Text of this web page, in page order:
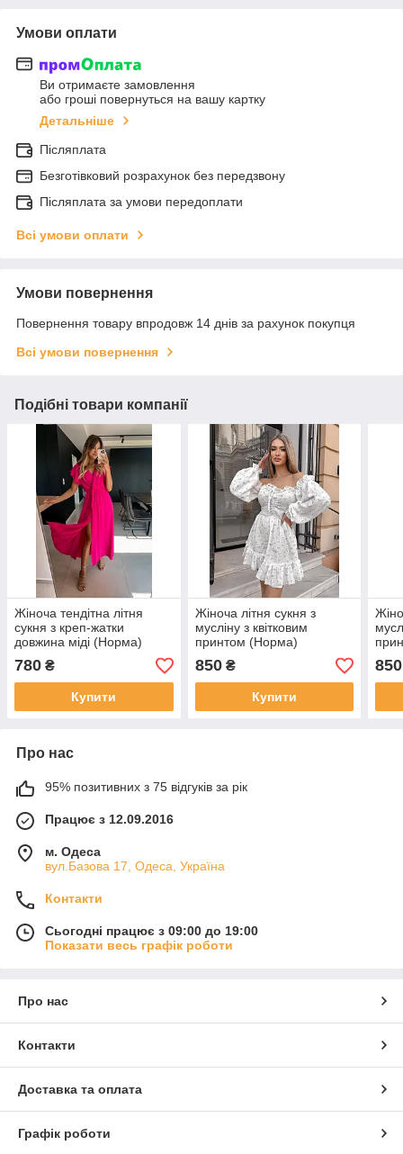
Умови оплати
Ви отримаєте замовлення
або гроші повернуться на вашу картку
Детальніше
Післяплата
Безготівковий розрахунок без передзвону
Післяплата за умови передоплати
Всі умови оплати
Умови повернення
Повернення товару впродовж 14 днів за рахунок покупця
Всі умови повернення
Подібні товари компанії
Жіноча тендітна літня
сукня з креп-жатки
довжина міді (Норма)
780 ₴
Купити
Жіноча літня сукня з
мусліну з квітковим
принтом (Норма)
850₴
Купити
850
Про нас
95% позитивних з 75 відгуків за рік
Працює з 12.09.2016
м. Одеса
вул.Базова 17, Одеса, Україна
Контакти
Сьогодні працює з 09:00 до 19:00
Показати весь графік роботи
Про нас
Контакти
Доставка та оплата
Графік роботи